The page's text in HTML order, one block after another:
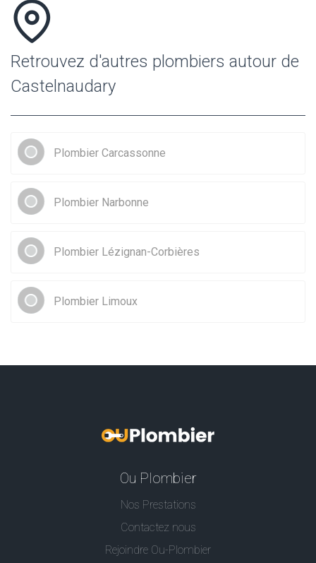
Retrouvez d'autres plombiers autour de
Castelnaudary
Plombier Carcassonne
Plombier Narbonne
Plombier Lézignan-Corbières
Plombier Limoux
Ou Plombier
Nos Prestations
Contactez nous
Rejoindre Ou-Plombier